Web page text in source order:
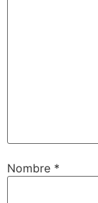
Nombre *